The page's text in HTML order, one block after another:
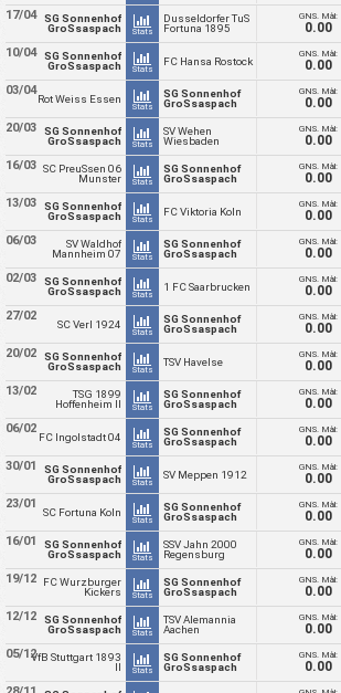
17/04
SG Sonnenhof
GroSsaspach
Stats
Dusseldorfer TuS
Fortuna 1895
GNS. Mål:
0.00
10/04
SG Sonnenhof
GroSsaspach
Stats
FC Hansa Rostock
GNS. Mål:
0.00
03/04
Rot Weiss Essen
Stats
SG Sonnenhof
GroSsaspach
GNS. Mål:
0.00
20/03
SG Sonnenhof
GroSsaspach
Stats
SV Wehen
Wiesbaden
GNS. Mål:
0.00
16/03 SC PreuSsen 06
Munster
Stats
SG Sonnenhof
GroSsaspach
GNS. Mål:
0.00
13/03
SG Sonnenhof
GroSsaspach
Stats
FC Viktoria Koln
GNS. Mål:
0.00
06/03
SV Waldhof
Mannheim 07
Stats
SG Sonnenhof
GroSsaspach
GNS. Mål:
0.00
02/03
SG Sonnenhof
GroSsaspach
Stats
1 FC Saarbrucken
GNS. Mål:
0.00
27/02
SC Verl 1924
Stats
SG Sonnenhof
GroSsaspach
GNS. Mål:
0.00
20/02
SG Sonnenhof
GroSsaspach
Stats
TSV Havelse
GNS. Mål:
0.00
13/02
TSG 1899
Hoffenheim II
Stats
SG Sonnenhof
GroSsaspach
GNS. Mål:
0.00
06/02
FC Ingolstadt 04
Stats
SG Sonnenhof
GroSsaspach
GNS. Mål:
0.00
30/01
SG Sonnenhof
GroSsaspach
Stats
SV Meppen 1912
GNS. Mål:
0.00
23/01
SC Fortuna Koln
Stats
SG Sonnenhof
GroSsaspach
GNS. Mål:
0.00
16/01
SG Sonnenhof
GroSsaspach
Stats
SSV Jahn 2000
Regensburg
GNS. Mål:
0.00
19/12
FC Wurzburger
Kickers
Stats
SG Sonnenhof
GroSsaspach
GNS. Mål:
0.00
12/12
SG Sonnenhof
GroSsaspach
Stats
TSV Alemannia
Aachen
GNS. Mål:
0.00
05/12VfB Stuttgart 1893
Stats
SG Sonnenhof
GroSsaspach
GNS. Mål:
0.00